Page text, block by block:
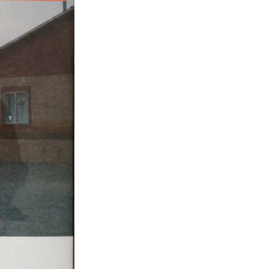
Photos
de